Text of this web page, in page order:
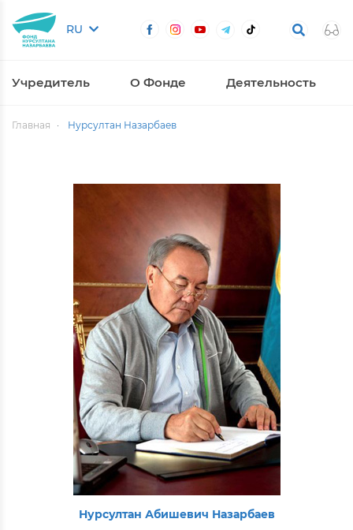
RU
Учредитель О Фонде Деятельность
Главная Нурсултан Назарбаев
Нурсултан Абишевич Назарбаев